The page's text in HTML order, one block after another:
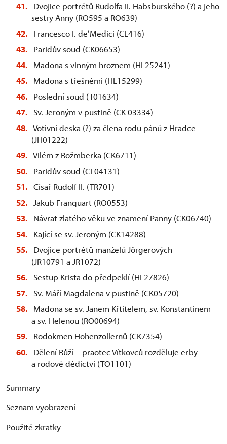
Dvojice portrétů Rudolfa II. Habsburského (?) a jeho
sestry Anny (RO595 a RO639)
Francesco I. de’Medici (CL416)
Paridův soud (CK06653)
Madona s vinným hroznem (HL25241)
Madona s třešněmi (HL15299)
Poslední soud (T01634)
Sv. Jeroným v pustině (CK 03334)
Votivní deska (?) za člena rodu pánů z Hradce
(JH01222)
Vilém z Rožmberka (CK6711)
Paridův soud (CL04131)
Císař Rudolf II. (TR701)
Jakub Franquart (RO0553)
Návrat zlatého věku ve znamení Panny (CK06740)
Kající se sv. Jeroným (CK14288)
Dvojice portrétů manželů Jörgerových
(JR10791 a JR1072)
Sestup Krista do předpeklí (HL27826)
Sv. Máří Magdalena v pustině (CK05720)
Madona se sv. Janem Křtitelem, sv. Konstantinem
a sv. Helenou (RO00694)
Rodokmen Hohenzollernů (CK7354)
Dělení Růží – praotec Vítkovců rozděluje erby
a rodové dědictví (TO1101)
Summary
Seznam vyobrazení
Použité zkratky